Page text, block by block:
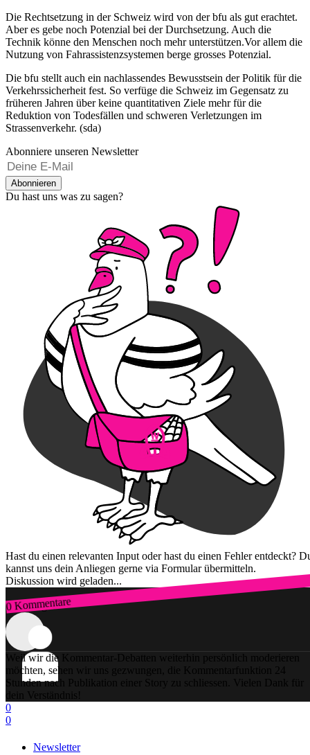
Die Rechtsetzung in der Schweiz wird von der bfu als gut erachtet.
Aber es gebe noch Potenzial bei der Durchsetzung. Auch die
Technik könne den Menschen noch mehr unterstützen.Vor allem die
Nutzung von Fahrassistenzsystemen berge grosses Potenzial.
Die bfu stellt auch ein nachlassendes Bewusstsein der Politik für die
Verkehrssicherheit fest. So verfüge die Schweiz im Gegensatz zu
früheren Jahren über keine quantitativen Ziele mehr für die
Reduktion von Todesfällen und schweren Verletzungen im
Strassenverkehr. (sda)
Abonniere unseren Newsletter
Abonnieren
Du hast uns was zu sagen?
Hast du einen relevanten Input oder hast du einen Fehler entdeckt?
kannst uns dein Anliegen gerne via Formular übermitteln.
Diskussion wird geladen...
0 Kommentare
Zum Login
Weil wir die Kommentar-Debatten weiterhin persönlich moderieren
möchten, sehen wir uns gezwungen, die Kommentarfunktion 24
Stunden nach Publikation einer Story zu schliessen. Vielen Dank für
dein Verständnis!
0
0
Newsletter